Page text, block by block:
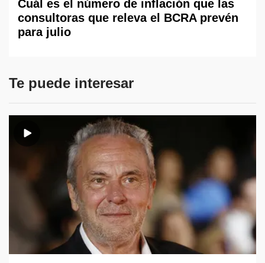
Cuál es el número de inflación que las
consultoras que releva el BCRA prevén
para julio
Te puede interesar